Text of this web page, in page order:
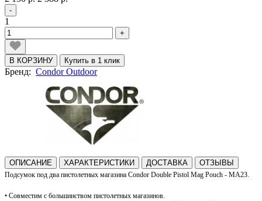
-
1
+
В КОРЗИНУ Купить в 1 клик
Бренд: Condor Outdoor
ОПИСАНИЕ ХАРАКТЕРИСТИКИ ДОСТАВКА ОТЗЫВЫ
Подсумок под два пистолетных магазина Condor Double Pistol Mag Pouch - МА23.
• Совместим с большинством пистолетных магазинов.